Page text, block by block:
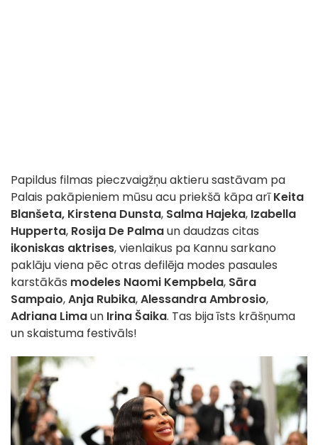
Papildus filmas pieczvaigžņu aktieru sastāvam pa
Palais pakāpieniem mūsu acu priekšā kāpa arīKeita
Blanšeta, Kirstena Dunsta, Salma Hajeka, Izabella
Hupperta, Rosija De Palmaun daudzas citas
ikoniskas aktrises, vienlaikus pa Kannu sarkano
paklāju viena pēc otras defilēja modes pasaules
karstākās modeles Naomi Kempbela, Sāra
Sampaio,Anja Rubika,Alessandra Ambrosio,
Adriana Limaun Irina Šaika. Tas bija īsts krāšņuma
un skaistuma festivāls!